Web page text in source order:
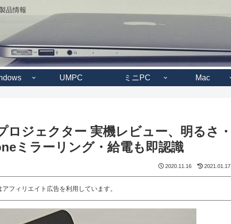
品情報
UMPC ミニPC Mac
ジェクター 実機レビュー、明るさ・
ミラーリング・給電も即認識
2020.11.16 2021.01.17
フィリエイト広告を利用しています。